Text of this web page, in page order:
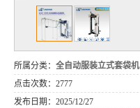
所属分类： 全自动服装立式套袋机
点击次数： 2777
发布日期： 2025/12/27